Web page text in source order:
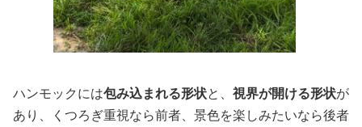
ハンモックには包み込まれる形状と、 視界が開ける形状が
あり、くつろぎ重視なら前者、景色を楽しみたいなら後者